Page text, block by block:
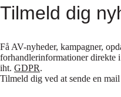
Tilmeld dig
Få AV-nyheder, kampagner,
forhandlerinformationer direkte
iht. GDPR.
Tilmeld dig ved at sende en